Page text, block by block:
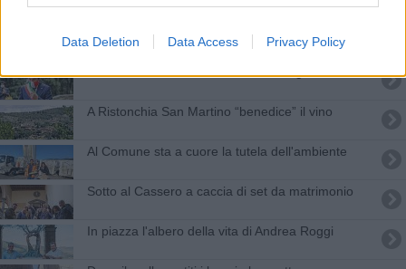
Data Deletion Data Access Privacy Policy
Scontro tra auto, ferita bambina di 3 anni
​A Ristonchia San Martino “benedice” il vino
Al Comune sta a cuore la tutela dell'ambiente
Sotto al Cassero a caccia di set da matrimonio
In piazza l'albero della vita di Andrea Roggi